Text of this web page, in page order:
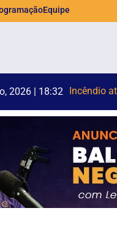
Equipe
2026 | 18:19 Brusque
Duas